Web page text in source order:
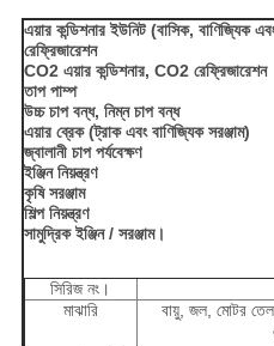
এয়ার কন্ডিশনার ইউনিট (বাসিক, বাণিজ্যিক
রেফ্রিজারেশন
CO2 এয়ার কন্ডিশনার, CO2 রেফ্রিজারেশন
তাপ পাম্প
উচ্চ চাপ বন্ধ, নিম্ন চাপ বন্ধ
এয়ার ব্রেক (ট্রাক এবং বাণিজ্যিক সরঞ্জাম)
জ্বালানী চাপ পর্যবেক্ষণ
ইঞ্জিন নিয়ন্ত্রণ
কৃষি সরঞ্জাম
শিল্প নিয়ন্ত্রণ
সামুদ্রিক ইঞ্জিন / সরঞ্জাম।
সিরিজ নং।
মাঝারি
বায়ু, জল, মোটর তেল,